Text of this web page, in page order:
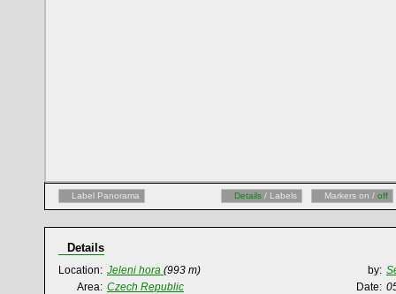
Label Panorama Details / Labels Markers on / off
Details
Location: Jeleni hora (993 m) by:
Area: Czech Republic Date: